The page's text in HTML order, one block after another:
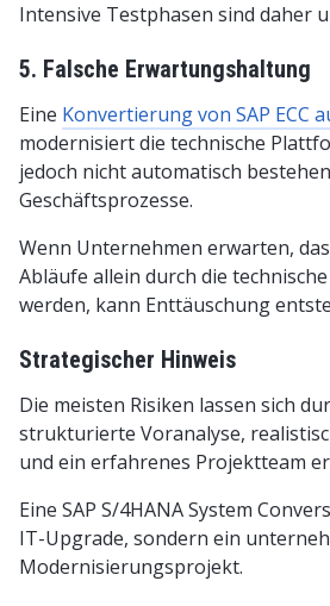
Intensive Testphasen sind daher
5. Falsche Erwartungshaltung
Eine Konvertierung von SAP ECC
modernisiert die technische
jedoch nicht automatisch
Geschäftsprozesse.
Wenn Unternehmen erwarten,
Abläufe allein durch die
werden, kann Enttäuschung
Strategischer Hinweis
Die meisten Risiken lassen sich
strukturierte Voranalyse,
und ein erfahrenes Projektteam
Eine SAP S/4HANA System
IT-Upgrade, sondern ein
Modernisierungsprojekt.